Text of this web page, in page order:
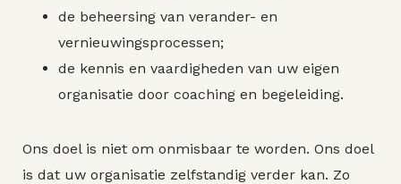
de beheersing van verander- en
vernieuwingsprocessen;
de kennis en vaardigheden van uw eigen
organisatie door coaching en begeleiding.
Ons doel is niet om onmisbaar te worden. Ons doel
is dat uw organisatie zelfstandig verder kan. Zo